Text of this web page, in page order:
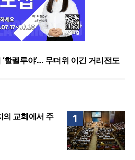
종에서 의의 종으로
할렐루야’… 무더위 이긴 거리전도
종에서 의의 종으로
날 집회 “상황 뛰어넘는 믿음”
1
의 교회에서 주